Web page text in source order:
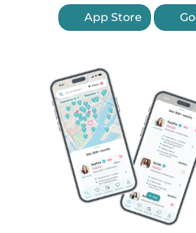
App Store